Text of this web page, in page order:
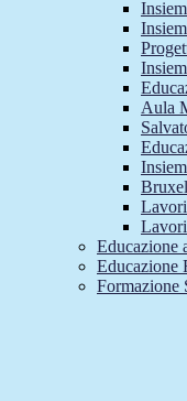
Aula
Educazione
Educazione
Formazione